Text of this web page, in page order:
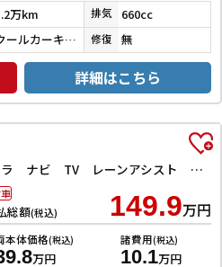
万km 排気 660cc
クールカーキパールメタリック／ガンメタリック 修復 無
詳細はこちら
G クエロ ETC バックカメラ ナビ TV レーンアシスト 衝突被害軽減システム 両側電動スライドドア オートマチックハイビーム オートライト LEDヘッドランプ スマートキー アイドリングストップ
総額(税込) 149.9万円
本体価格(税込)
万円
諸費用(税込)
10.1万円